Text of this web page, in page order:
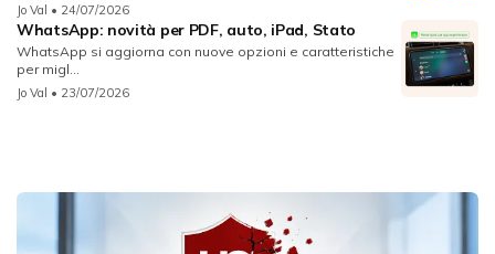
Jo Val • 24/07/2026
WhatsApp: novità per PDF, auto, iPad, Stato
WhatsApp si aggiorna con nuove opzioni e caratteristiche
per migl...
Jo Val • 23/07/2026